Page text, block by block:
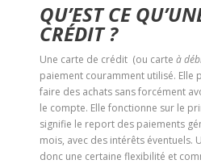
QU’EST CE
CRÉDIT ?
Une carte de crédit (ou carte à
paiement couramment utilisé. Elle
faire des achats sans forcément
le compte. Elle fonctionne sur le
signifie le report des paiements
mois, avec des intérêts éventuels.
donc une certaine flexibilité et